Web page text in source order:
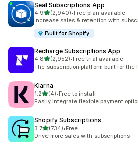
Seal Subscriptions App
4.9เต็ม 5 ดาว
(2,940)
ทั้งหมด 2940 รีวิว
•Free plan available
Increase sales & retention with
Built for Shopify
Recharge Subscriptions App
4.8เต็ม 5 ดาว
(2,952)
ทั้งหมด 2952 รีวิว
•Free trial available
The subscription platform built for
Klarna
1.2เต็ม 5 ดาว
(4)
ทั้งหมด 4 รีวิว
•Free to install
Easily integrate flexible payment
Shopify Subscriptions
3.7เต็ม 5 ดาว
(734)
ทั้งหมด 734 รีวิว
•Free
Drive more sales with subscriptions